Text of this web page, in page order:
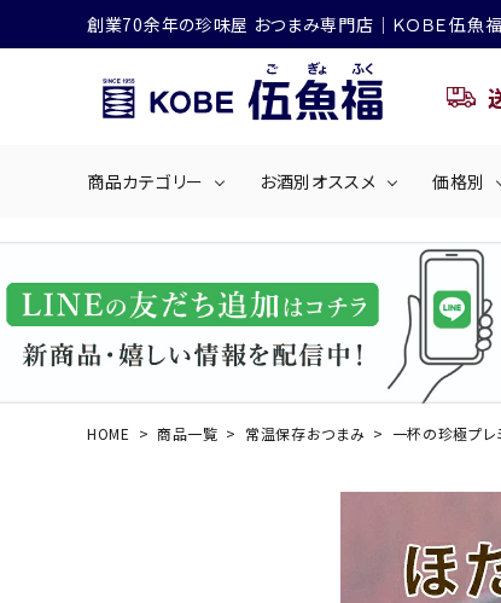
創業70余年の珍味屋 おつまみ専門店│ＫＯＢＥ伍魚福
商品カテゴリー
くぎ煮 海産物
佃煮・ごはんのおとも
お酒別オススメ 価格別
4,001
ACCOUNT MENU
ログイン 会員登録
HOME 商品一覧 常温保存おつまみ 一杯の珍極プレ